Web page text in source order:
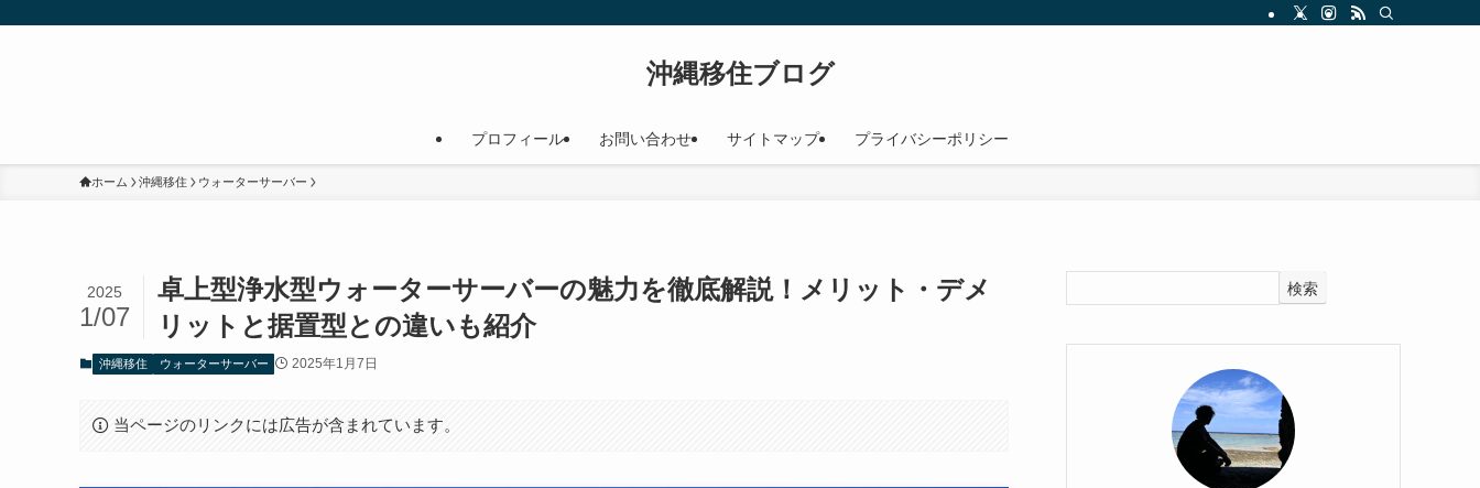
沖縄移住ブログ
プロフィール お問い合わせ サイトマップ プライバシーポリシー
ホーム 沖縄移住 ウォーターサーバー
卓上型浄水型ウォーターサーバーの魅力を徹底解説！メリット・デメ
リットと据置型との違いも紹介
2025
1/07
沖縄移住 ウォーターサーバー 2025年1月7日
当ページのリンクには広告が含まれています。
検索